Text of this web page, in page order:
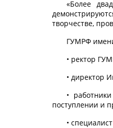
«Более
творчестве,
ГУМРФ
• ректор
• директор
•
поступлении и
•